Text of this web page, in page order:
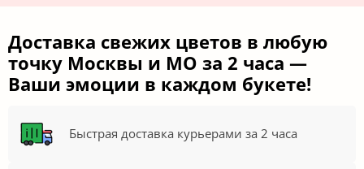
Доставка свежих цветов в любую
точку Москвы и МО за 2 часа —
Ваши эмоции в каждом букете!
Быстрая доставка курьерами за 2 часа